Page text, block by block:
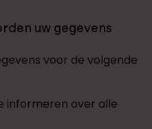
uw gegevens
voor de volgende
informeren over alle